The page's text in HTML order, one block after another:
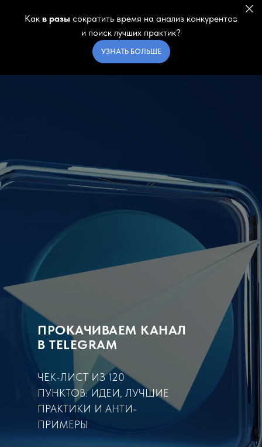
Как в разы сократить время на анализ конкурентов
и поиск лучших практик?
УЗНАТЬ БОЛЬШЕ
ПРОКАЧИВАЕМ КАНАЛ
В TELEGRAM
ЧЕК-ЛИСТ ИЗ 120
ПУНКТОВ: ИДЕИ, ЛУЧШИЕ
ПРАКТИКИ И АНТИ-
ПРИМЕРЫ